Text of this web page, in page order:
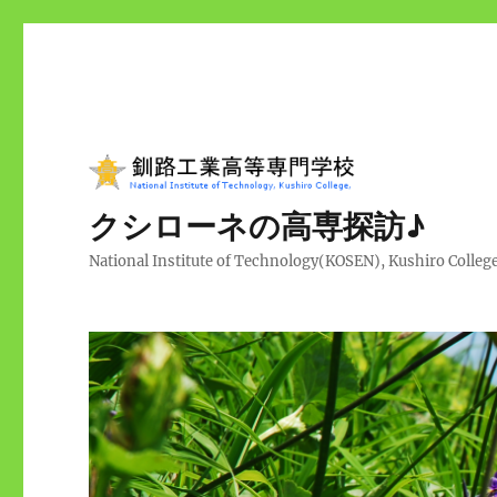
クシローネの高専探訪♪
National Institute of Technology(KOSEN), Kushiro